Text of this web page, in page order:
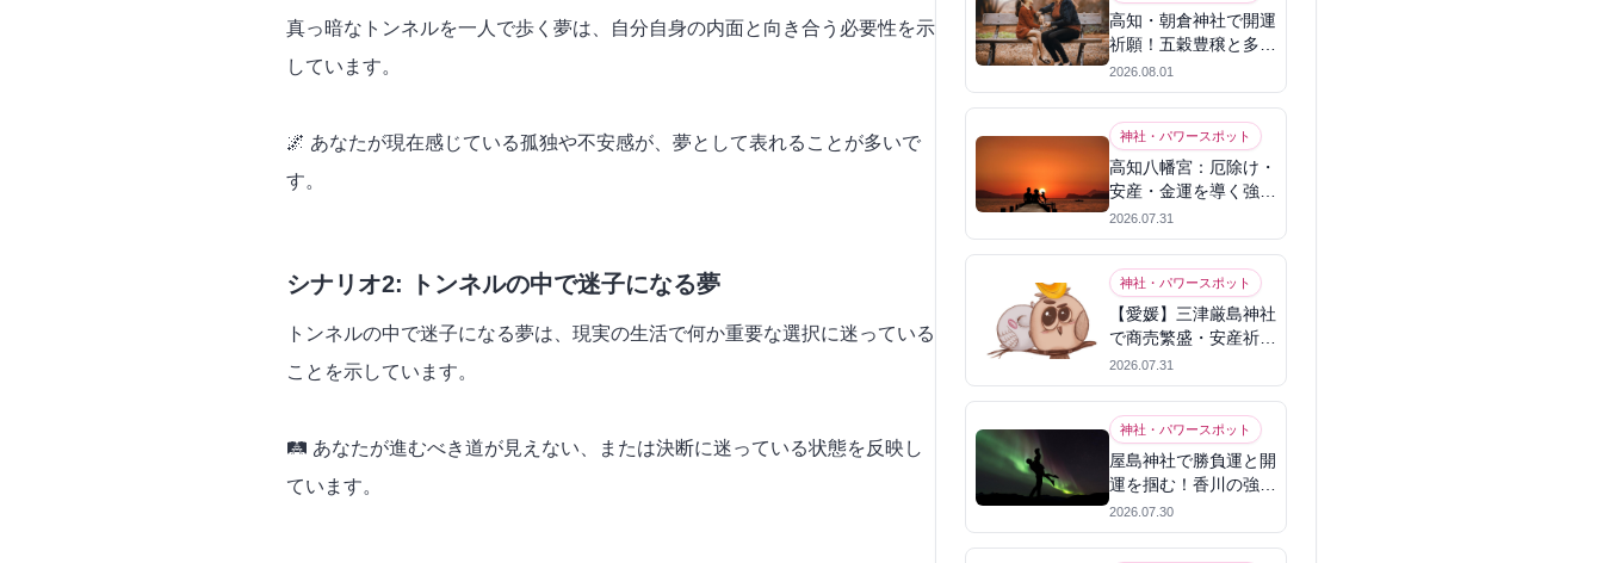
真っ暗なトンネルを一人で歩く夢は、自分自身の内面と向き合う必要性を示
しています。
🌌 あなたが現在感じている孤独や不安感が、夢として表れることが多いで
す。
シナリオ2: トンネルの中で迷子になる夢
トンネルの中で迷子になる夢は、現実の生活で何か重要な選択に迷っている
ことを示しています。
🛤️ あなたが進むべき道が見えない、または決断に迷っている状態を反映し
ています。
高知・朝倉神社で開運
祈願！五穀豊穣と多幸
を呼ぶパワースポット
2026.08.01
神社・パワースポット
高知八幡宮：厄除け・
安産・金運を導く強力
パワースポット
2026.07.31
神社・パワースポット
【愛媛】三津厳島神社
で商売繁盛・安産祈
願！宗像三女神のパワ
ーを授かる
2026.07.31
神社・パワースポット
屋島神社で勝負運と開
運を掴む！香川の強力
パワースポット
2026.07.30